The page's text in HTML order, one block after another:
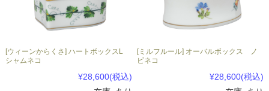
[ウィーンからくさ] ハートボックスL
シャムネコ
¥28,600(税込)
[ミルフルール] オーバルボックス ノ
ビネコ
¥28,600(税込)